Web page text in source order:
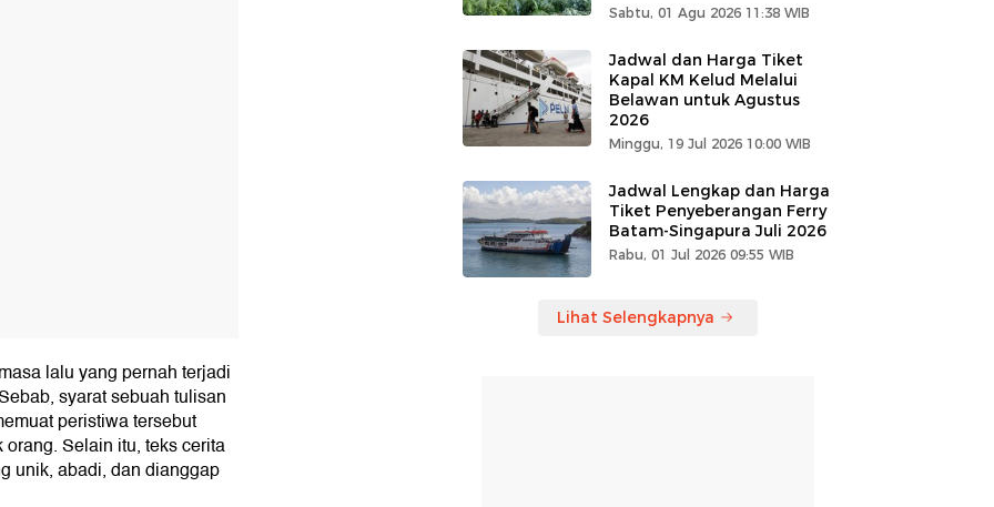
lalu yang pernah terjadi
syarat sebuah tulisan
peristiwa tersebut
Selain itu, teks cerita
unik, abadi, dan dianggap
Sabtu, 01 Agu 2026 11:38 WIB
Jadwal dan Harga Tiket
Kapal KM Kelud Melalui
Belawan untuk Agustus
2026
Minggu, 19 Jul 2026 10:00 WIB
Jadwal Lengkap dan Harga
Tiket Penyeberangan Ferry
Batam-Singapura Juli 2026
Rabu, 01 Jul 2026 09:55 WIB
Lihat Selengkapnya